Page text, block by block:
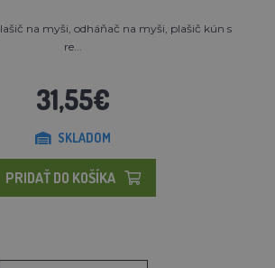
na myši, odháňač na myši, plašič kún s
re...
31,55€
SKLADOM
PRIDAŤ DO KOŠÍKA